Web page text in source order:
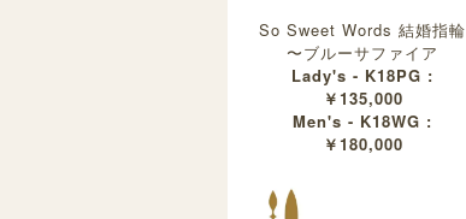
So Sweet Words 結婚指輪
〜ブルーサファイア
Lady's - K18PG :
￥135,000
Men's - K18WG :
￥180,000